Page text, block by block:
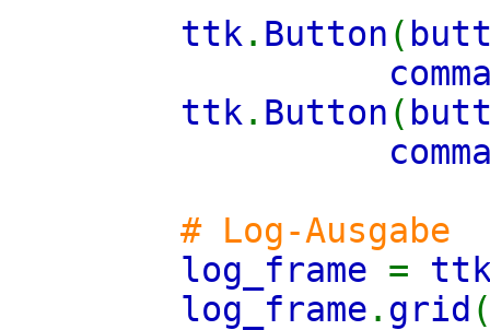
ttk . Button (
ttk . Button (
# Log-Ausgabe
log_frame =
log_frame . grid